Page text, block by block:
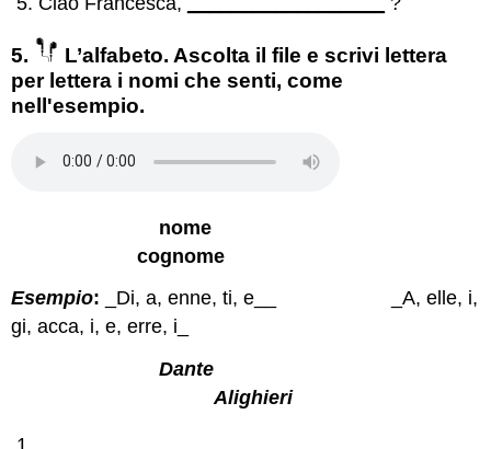
5.
L’alfabeto. Ascolta il file e scrivi lettera
per lettera i nomi che senti, come
nell'esempio.
nome
cognome
Esempio: _Di, a, enne, ti, e__ _A, elle, i,
gi, acca, i, e, erre, i_
Dante
Alighieri